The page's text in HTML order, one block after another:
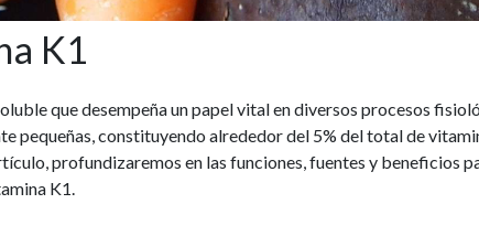
K1
que desempeña un papel vital en diversos procesos
pequeñas, constituyendo alrededor del 5% del total de
profundizaremos en las funciones, fuentes y beneficios
K1.